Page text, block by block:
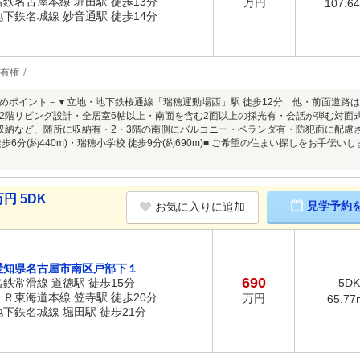
下鉄名城線 妙音通駅 徒歩14分
権
ポイント－▼立地・地下鉄桜通線「瑞穂運動場西」駅 徒歩12分 他・前面道路
階リビング設計・全居室6帖以上・南面を含む2面以上の採光有・会話が弾む対面
納など、随所に収納有・2・3階の南側にバルコニー・ベランダ有・防犯面に配
6分(約440m)・瑞穂小学校 徒歩9分(約690m)■ ご希望の住まい探しをお手伝い
円 5DK
お気に入りに追加 見学予約
知県名古屋市南区戸部下１
鉄常滑線 道徳駅 徒歩15分
Ｒ東海道本線 笠寺駅 徒歩20分
下鉄名城線 堀田駅 徒歩21分
690
万円
5DK